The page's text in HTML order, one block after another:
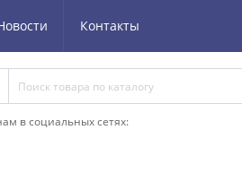
Контакты
в социальных сетях: